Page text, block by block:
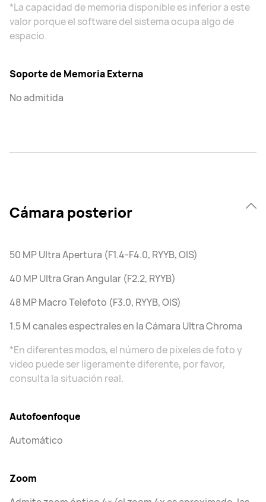
*La capacidad de memoria disponible es inferior a este
valor porque el software del sistema ocupa algo de
espacio.
Soporte de Memoria Externa
No admitida
Cámara posterior
50 MP Ultra Apertura (F1.4-F4.0, RYYB, OIS)
40 MP Ultra Gran Angular (F2.2, RYYB)
48 MP Macro Telefoto (F3.0, RYYB, OIS)
1.5 M canales espectrales en la Cámara Ultra Chroma
*En diferentes modos, el número de pixeles de foto y
video puede ser ligeramente diferente, por favor,
consulta la situación real.
Autofoenfoque
Automático
Zoom